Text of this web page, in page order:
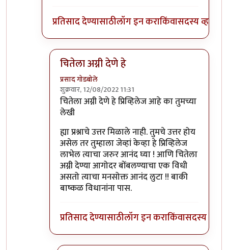
प्रतिसाद देण्यासाठीलॉग इन कराकिंवासदस्य व्हा
चितेला अग्नी देणे हे
प्रसाद गोडबोले
शुक्रवार, 12/08/2022 11:31
In reply toपुनश्च ..byभृशुंडी
चितेला अग्नी देणे हे प्रिव्हिलेज आहे का तुमच्या
लेखी
ह्या प्रश्नाचे उत्तर मिळाले नाही. तुमचे उत्तर होय
असेल तर तुम्हाला जेव्हां केव्हा हे प्रिव्हिलेज
लाभेल त्याचा जरुर आनंद घ्या ! आणि चितेला
अग्नी देण्या आगोदर बोंबलण्याचा एक विधी
असतो त्याचा मनसोक्त आनंद लुटा !! बाकी
बाष्कळ विधानांना पास.
प्रतिसाद देण्यासाठीलॉग इन कराकिंवासदस्य व्हा